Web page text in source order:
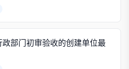
建设新局面。
部门初审验收的创建单位最